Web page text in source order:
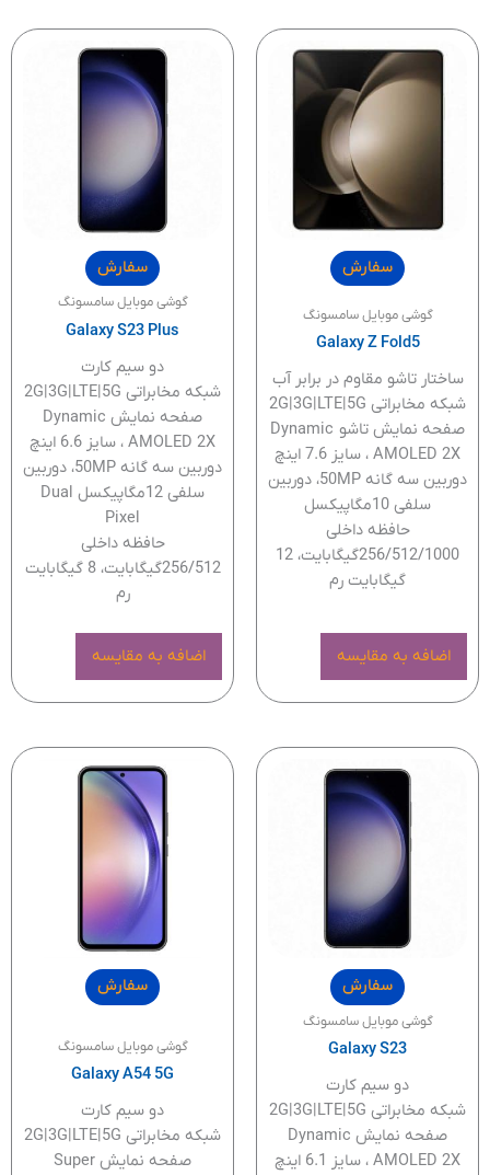
سفارش
گوشی موبایل سامسونگ
Galaxy Z Fold5
ساختار تاشو مقاوم در برابر آب
شبکه مخابراتی 2G|3G|LTE|5G
صفحه نمایش تاشو Dynamic
AMOLED 2X ، سایز 7.6 اینچ
دوربین سه گانه 50MP، دوربین
سلفی 10مگاپیکسل
حافظه داخلی
256/512/1000گیگابایت، 12
گیگابایت رم
اضافه به مقایسه
سفارش
گوشی موبایل سامسونگ
Galaxy S23 Plus
دو سیم کارت
شبکه مخابراتی 2G|3G|LTE|5G
صفحه نمایش Dynamic
AMOLED 2X ، سایز 6.6 اینچ
دوربین سه گانه 50MP، دوربین
سلفی 12مگاپیکسل Dual
Pixel
حافظه داخلی
256/512گیگابایت، 8 گیگابایت
رم
اضافه به مقایسه
سفارش
گوشی موبایل سامسونگ
Galaxy S23
دو سیم کارت
شبکه مخابراتی 2G|3G|LTE|5G
صفحه نمایش Dynamic
AMOLED 2X ، سایز 6.1 اینچ
سفارش
گوشی موبایل سامسونگ
Galaxy A54 5G
دو سیم کارت
شبکه مخابراتی 2G|3G|LTE|5G
صفحه نمایش Super